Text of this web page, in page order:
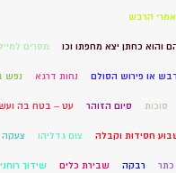
הרבש
כחתן יצא מחפתו וכו מסרים למייל
או פירוש הסולם נחות דרגא נפש
סוכות סיום הזוהר עט – בטח בה
חסידות וקבלה צום גדליהו צעקה
כתר רבקה שבירת כלים שידוך רוחני